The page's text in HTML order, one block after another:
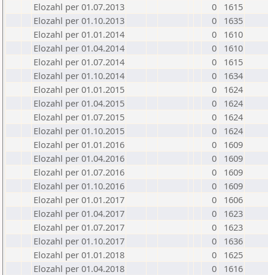
Elozahl per 01.07.2013
0
1615
Elozahl per 01.10.2013
0
1635
Elozahl per 01.01.2014
0
1610
Elozahl per 01.04.2014
0
1610
Elozahl per 01.07.2014
0
1615
Elozahl per 01.10.2014
0
1634
Elozahl per 01.01.2015
0
1624
Elozahl per 01.04.2015
0
1624
Elozahl per 01.07.2015
0
1624
Elozahl per 01.10.2015
0
1624
Elozahl per 01.01.2016
0
1609
Elozahl per 01.04.2016
0
1609
Elozahl per 01.07.2016
0
1609
Elozahl per 01.10.2016
0
1609
Elozahl per 01.01.2017
0
1606
Elozahl per 01.04.2017
0
1623
Elozahl per 01.07.2017
0
1623
Elozahl per 01.10.2017
0
1636
Elozahl per 01.01.2018
0
1625
Elozahl per 01.04.2018
0
1616